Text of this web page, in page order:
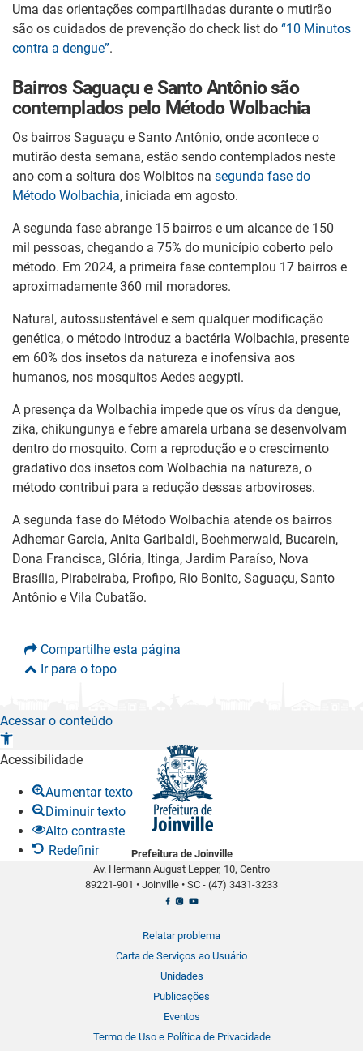
Uma das orientações compartilhadas durante o mutirão
são os cuidados de prevenção do check list do “10 Minutos
contra a dengue”.
Bairros Saguaçu e Santo Antônio são
contemplados pelo Método Wolbachia
Os bairros Saguaçu e Santo Antônio, onde acontece o
mutirão desta semana, estão sendo contemplados neste
ano com a soltura dos Wolbitos na segunda fase do
Método Wolbachia, iniciada em agosto.
A segunda fase abrange 15 bairros e um alcance de 150
mil pessoas, chegando a 75% do município coberto pelo
método. Em 2024, a primeira fase contemplou 17 bairros e
aproximadamente 360 mil moradores.
Natural, autossustentável e sem qualquer modificação
genética, o método introduz a bactéria Wolbachia, presente
em 60% dos insetos da natureza e inofensiva aos
humanos, nos mosquitos Aedes aegypti.
A presença da Wolbachia impede que os vírus da dengue,
zika, chikungunya e febre amarela urbana se desenvolvam
dentro do mosquito. Com a reprodução e o crescimento
gradativo dos insetos com Wolbachia na natureza, o
método contribui para a redução dessas arboviroses.
A segunda fase do Método Wolbachia atende os bairros
Adhemar Garcia, Anita Garibaldi, Boehmerwald, Bucarein,
Dona Francisca, Glória, Itinga, Jardim Paraíso, Nova
Brasília, Pirabeiraba, Profipo, Rio Bonito, Saguaçu, Santo
Antônio e Vila Cubatão.
Compartilhe esta página
Ir para o topo
Prefeitura de Joinville
Av. Hermann August Lepper, 10, Centro
89221-901 • Joinville • SC - (47) 3431-3233
Relatar problema
Carta de Serviços ao Usuário
Unidades
Publicações
Eventos
Termo de Uso e Política de Privacidade
Acessar o conteúdo
A
b
Acessibilidade
Aumentar texto
Diminuir texto
Alto contraste
Redefinir